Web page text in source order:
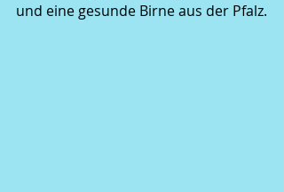
und eine gesunde Birne aus der Pfalz.